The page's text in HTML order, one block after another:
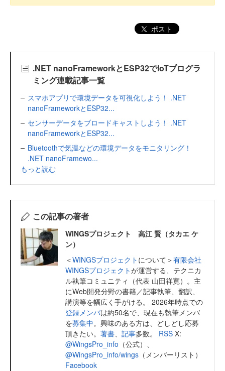
ポスト
.NET nanoFrameworkとESP32でIoTプログラ
ミング連載記事一覧
スマホアプリで環境データを可視化しよう！ .NET
nanoFrameworkとESP32...
センサーデータをブロードキャストしよう！ .NET
nanoFrameworkとESP32...
Bluetoothで気温などの環境データをモニタリング！
.NET nanoFramewo...
もっと読む
この記事の著者
WINGSプロジェクト 高江 賢（タカエ ケ
ン）
＜WINGSプロジェクト について＞有限会社
WINGSプロジェクトが運営する、テクニカ
ル執筆コミュニティ（代表 山田祥寛）。主
にWeb開発分野の書籍／記事執筆、翻訳、
講演等を幅広く手がける。 2026年時点での
登録メンバは約50名で、現在も執筆メンバ
を募集中。興味のある方は、どしどし応募
頂きたい。 著書、 記事多数。 RSS X:
@WingsPro_info （公式）、
@WingsPro_info/wings （メンバーリスト）
Facebook